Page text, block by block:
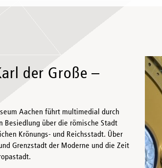
der Große –
Aachen führt multimedial durch
Besiedlung über die römische Stadt
Krönungs- und Reichsstadt. Über
Grenzstadt der Moderne und die Zeit